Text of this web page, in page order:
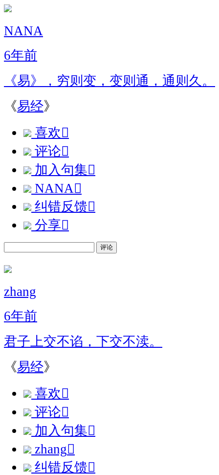
NANA
6年前
《易》，穷则变，变则通，通则久。
《易经》
喜欢
评论
加入句集
NANA
纠错反馈
分享
评论
zhang
6年前
君子上交不谄，下交不渎。
《易经》
喜欢
评论
加入句集
zhang
纠错反馈